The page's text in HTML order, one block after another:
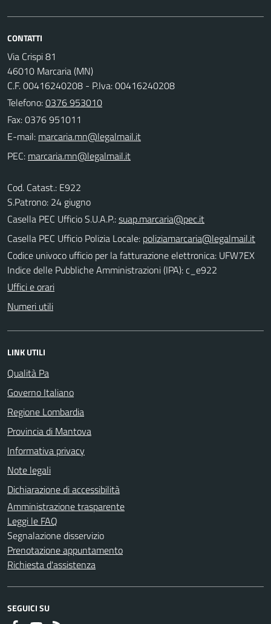
CONTATTI
Via Crispi 81
46010 Marcaria (MN)
C.F. 00416240208 - P.Iva: 00416240208
Telefono:0376 953010
Fax: 0376 951011
E-mail:
PEC:
Cod. Catast.: E922
S.Patrono: 24 giugno
Casella PEC Ufficio S.U.A.P.:suap.marcaria@pec.it
Casella PEC Ufficio Polizia Locale: poliziamarcaria@legalmail.it
Codice univoco ufficio per la fatturazione elettronica: UFW7EX
Indice delle Pubbliche Amministrazioni (IPA): c_e922
Uffici e orari
Numeri utili
LINK UTILI
Qualità Pa
Governo Italiano
Regione Lombardia
Provincia di Mantova
Informativa privacy
Note legali
Dichiarazione di accessibilità
Amministrazione trasparente
Leggi le FAQ
Segnalazione disservizio
Prenotazione appuntamento
Richiesta d'assistenza
SEGUICI SU